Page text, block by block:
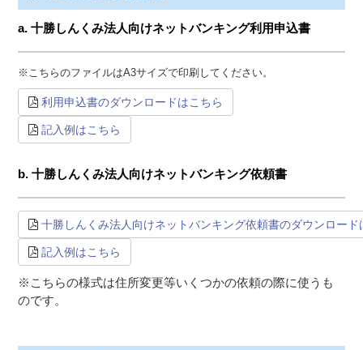
a. 十勝しんくみ法人向けネットバンキング利用申込書
※こちらのファイルはA3サイズで印刷してください。
利用申込書のダウンロードはこちら
記入例はこちら
b. 十勝しんくみ法人向けネットバンキング依頼書
十勝しんくみ法人向けネットバンキング依頼書のダウンロード
記入例はこちら
※こちらの様式は住所変更等いくつかの依頼の際に使うも
のです。